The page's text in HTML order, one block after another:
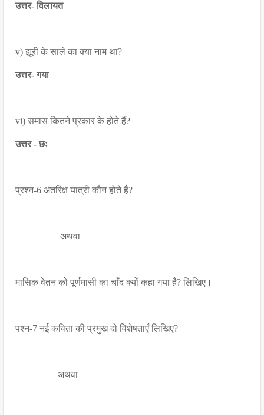
उत्तर- विलायत
v) झूरी के साले का क्या नाम था?
उत्तर- गया
vi) समास कितने प्रकार के होते हैं?
उत्तर - छः
प्रश्न-6 अंतरिक्ष यात्री कौन होते हैं?
अथवा
मासिक वेतन को पूर्णमासी का चाँद क्यों कहा गया है? लिखिए।
पश्न-7 नई कविता की प्रमुख दो विशेषताएँ लिखिए?
अथवा